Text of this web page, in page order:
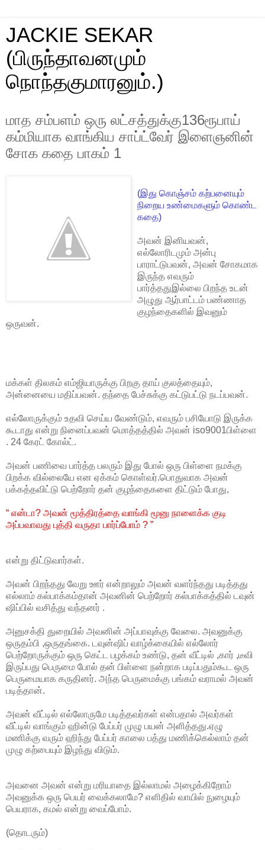
JACKIE SEKAR
(பிருந்தாவனமும்
நொந்தகுமாரனும்.)
மாத சம்பளம் ஒரு லட்சத்துக்கு136ரூபாய்
கம்மியாக வாங்கிய சாப்ட்வேர் இளைஞனின்
சோக கதை பாகம் 1
(இது கொஞ்சம் கற்பனையும்
நிறைய உண்மைகளும் கொண்ட
கதை)
அவன் இனியவன்,
எல்லோரிடமும் அன்பு
பாராட்டுபவன், அவன் சோகமாக
இருந்த எவரும்
பார்த்ததுஇல்லை பிறந்த உடன்
அழுது ஆர்பாட்டம் பண்ணாத
குழந்தைகளில் இவனும்
ஒருவன்.
மக்கள் திலகம் எம்ஜியாருக்கு பிறகு தாய் குலத்தையும்,
அன்னையை மதிப்பவன். தந்தை பேச்சுக்கு கட்டுபட்டு நடப்பவன்.
எல்லோருக்கும் உதவி செய்ய வேண்டும், எவரும் பசியோடு இருக்க
கூடாது என்று நினைப்பவன் மொத்தத்தில் அவன் iso9001பிள்ளை
. 24 கேரட் கோல்ட்.
அவன் பணிவை பார்த்த பலரும் இது போல் ஒரு பிள்ளை நமக்கு
பிறக்க வில்லையே என ஏக்கம் கொள்வர்.பொதுவாக அவன்
பக்கத்தவிட்டு பெற்றோர் தன் குழந்தைகளை திட்டும் போது,
“ என்டா? அவன் மூத்திரத்தை வாங்கி மூனு நாளைக்க குடி
அப்பவாவது புத்தி வருதா பார்ப்போம் ? ”
என்று திட்டுவார்கள்.
அவன் பிறந்தது வேறு ஊர் என்றாலும் அவன் வளர்ந்தது படித்தது
எல்லாம் கல்பாக்கம்தான் அவனின் பெற்றோர் கல்பாக்கத்தில் டவுன்
ஷிப்பில் வசித்து வந்தனர் .
அனுசக்தி துறையில் அவனின் அப்பாவுக்கு வேலை. அவனுக்கு
ஒருதம்பி ,ஒருதங்கை. டவுன்ஷிப் வாழ்க்கையில் எல்லோர்
பெற்றோருக்கும் ஒரு கெட்ட பழக்கம் உண்டு, தன் வீட்டில் ,கார் ,டீவி
இருப்பது பெருமை போல் தன் பிள்ளை நன்றாக படிப்பதும்கூட ஒரு
பெருமையாக கருதினர். அந்த பெருமைக்கு பங்கம் வராமல் அவன்
படித்தான்.
அவன் வீட்டில் எல்லோருமே படித்தவர்கள் என்பதால் அவர்கள்
வீட்டில் வாங்கும் ஹின்டு பேப்பர் முழு பயன் அளித்தது.ஏழு
மணிக்கு வரும் ஹிந்து பேப்பர் காலை பத்து மணிக்கெல்லாம் தன்
முழு கற்பையும் இழந்து விடும்.
அவனை அவன் என்று மரியாதை இல்லாமல் அழைக்கிறோம்
அவனுக்க ஒரு பெயர் வைக்கலாமே? எளிதில் வாயில் நுழையும்
பெயராக, கமல் என்று வைப்போம்.
(தொடரும்)